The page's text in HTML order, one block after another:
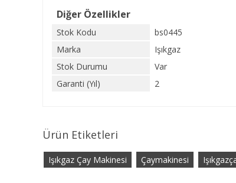
Diğer Özellikler
Stok Kodu
bs0445
Marka
Işıkgaz
Stok Durumu
Var
Garanti (Yıl)
2
Ürün Etiketleri
Işıkgaz Çay Makinesi Çaymakinesi